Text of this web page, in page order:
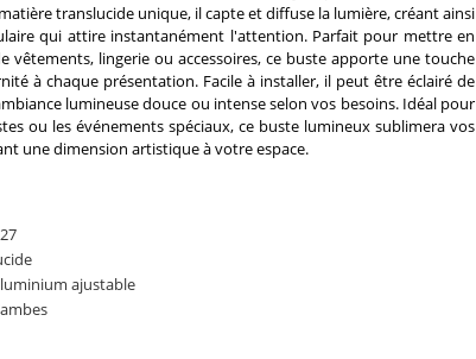
translucide unique, il capte et diffuse la lumière, créant ainsi
qui attire instantanément l'attention. Parfait pour mettre en
vêtements, lingerie ou accessoires, ce buste apporte une touche
à chaque présentation. Facile à installer, il peut être éclairé de
lumineuse douce ou intense selon vos besoins. Idéal pour
ou les événements spéciaux, ce buste lumineux sublimera vos
une dimension artistique à votre espace.
ajustable